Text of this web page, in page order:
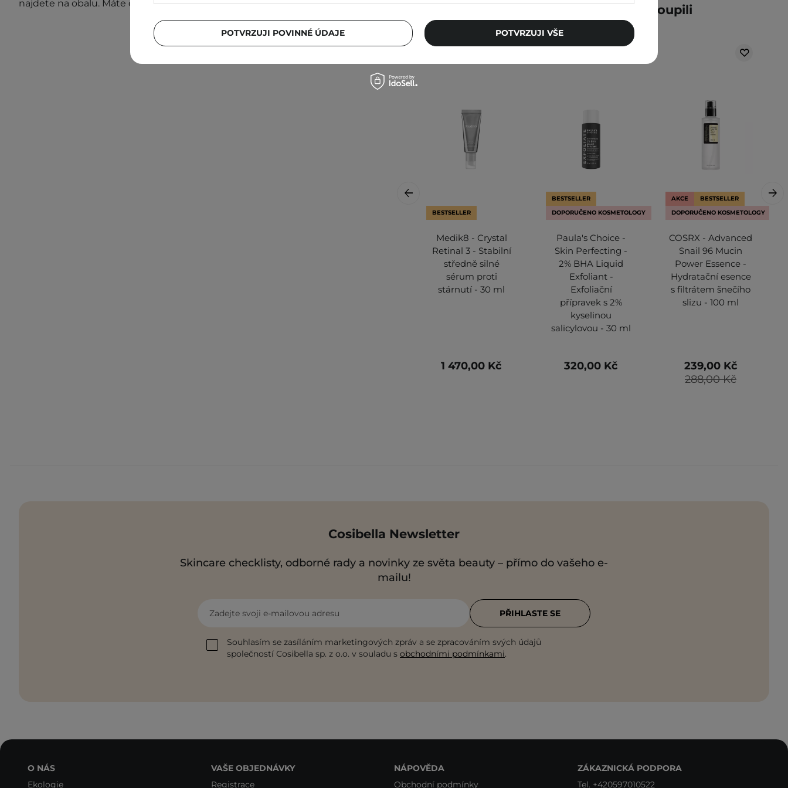
najdete na obalu. Máte otázky?Kontaktujte nás. Ostatní zákazníci také zakoupili
BESTSELLER
Medik8 - Crystal
Retinal 3 - Stabilní
středně silné
sérum proti
stárnutí - 30 ml
1 470,00 Kč
BESTSELLER
DOPORUČENO KOSMETOLOGY
Paula's Choice -
Skin Perfecting -
2% BHA Liquid
Exfoliant -
Exfoliační
přípravek s 2%
kyselinou
salicylovou - 30 ml
320,00 Kč
AKCE
BESTSELLER
DOPORUČENO KOSMETOLOGY
COSRX - Advanced
Snail 96 Mucin
Power Essence -
Hydratační esence
s filtrátem šnečího
slizu - 100 ml
288,00 Kč
239,00 Kč
Cosibella Newsletter
Skincare checklisty, odborné rady a novinky ze světa beauty – přímo do vašeho e-
mailu!
Zadejte svoji e-mailovou adresu
Souhlasím se zasíláním marketingových zpráv a se zpracováním svých údajů
společností Cosibella sp. z o.o. v souladu s obchodními podmínkami.
PŘIHLASTE SE
O NÁS
Ekologie
VAŠE OBJEDNÁVKY
Registrace
NÁPOVĚDA
Obchodní podmínky
ZÁKAZNICKÁ PODPORA
Tel. +420597010522
POTVRZUJI POVINNÉ ÚDAJE POTVRZUJI VŠE